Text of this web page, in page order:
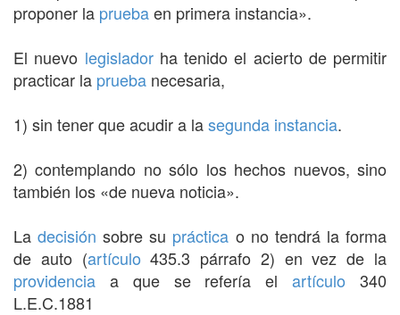
proponer la pruebaen primera instancia».
El nuevo legisladorha tenido el acierto de permitir
practicar la prueba necesaria,
1) sin tener que acudir a lasegunda instancia.
2) contemplando no sólo los hechos nuevos, sino
también los «de nueva noticia».
Ladecisión sobre su práctica o no tendrá la forma
de auto (artículo 435.3 párrafo 2) en vez de la
providencia a que se refería elartículo 340
L.E.C.1881